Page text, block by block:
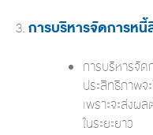
การบริหารจัดการหนี้
การบริหารจัด
ประสิทธิภาพจ
เพราะจะส่งผ
ในระยะยาว